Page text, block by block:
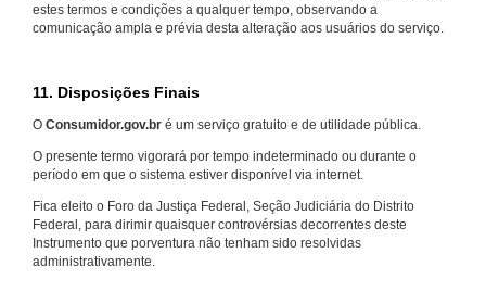
estes termos e condições a qualquer tempo, observando a
comunicação ampla e prévia desta alteração aos usuários do serviço.
11. Disposições Finais
O Consumidor.gov.br é um serviço gratuito e de utilidade pública.
O presente termo vigorará por tempo indeterminado ou durante o
período em que o sistema estiver disponível via internet.
Fica eleito o Foro da Justiça Federal, Seção Judiciária do Distrito
Federal, para dirimir quaisquer controvérsias decorrentes deste
Instrumento que porventura não tenham sido resolvidas
administrativamente.